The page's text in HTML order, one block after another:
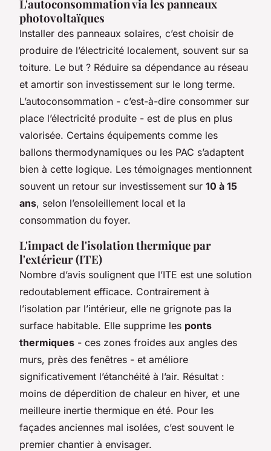
L'autoconsommation via les panneaux
photovoltaïques
Installer des panneaux solaires, c’est choisir de
produire de l’électricité localement, souvent sur sa
toiture. Le but ? Réduire sa dépendance au réseau
et amortir son investissement sur le long terme.
L’autoconsommation - c’est-à-dire consommer sur
place l’électricité produite - est de plus en plus
valorisée. Certains équipements comme les
ballons thermodynamiques ou les PAC s’adaptent
bien à cette logique. Les témoignages mentionnent
souvent un retour sur investissement sur 10 à 15
ans, selon l’ensoleillement local et la
consommation du foyer.
L'impact de l'isolation thermique par
l'extérieur (ITE)
Nombre d’avis soulignent que l’ITE est une solution
redoutablement efficace. Contrairement à
l’isolation par l’intérieur, elle ne grignote pas la
surface habitable. Elle supprime les ponts
thermiques - ces zones froides aux angles des
murs, près des fenêtres - et améliore
significativement l’étanchéité à l’air. Résultat :
moins de déperdition de chaleur en hiver, et une
meilleure inertie thermique en été. Pour les
façades anciennes mal isolées, c’est souvent le
premier chantier à envisager.